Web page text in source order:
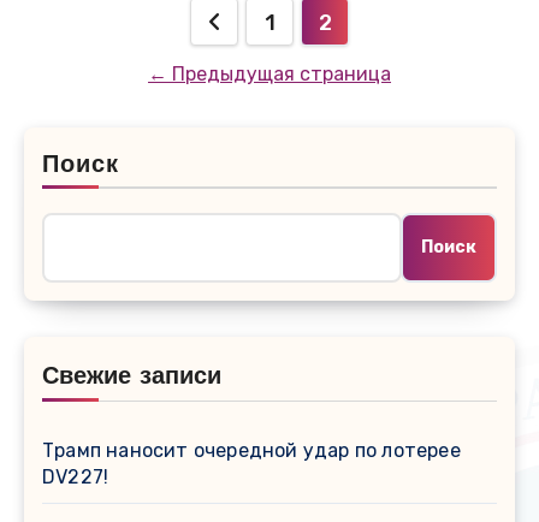
Пагинация
записей
1 2
← Предыдущая страница
Поиск
Поиск
Свежие записи
Трамп наносит очередной удар по лотерее
DV227!